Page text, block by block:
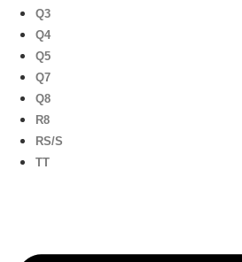
Q3
Q4
Q5
Q7
Q8
R8
RS/S
TT